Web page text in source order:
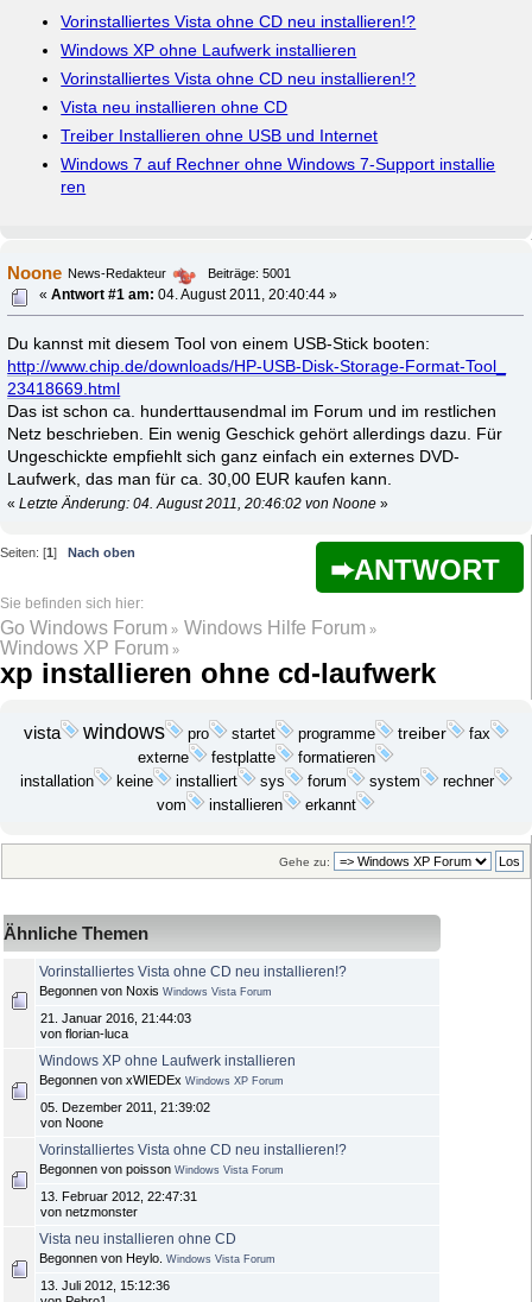
Vorinstalliertes Vista ohne CD neu installieren!?
Windows XP ohne Laufwerk installieren
Vorinstalliertes Vista ohne CD neu installieren!?
Vista neu installieren ohne CD
Treiber Installieren ohne USB und Internet
Windows 7 auf Rechner ohne Windows 7-Support installie
ren
Noone News-Redakteur
Beiträge: 5001
«Antwort #1 am: 04. August 2011, 20:40:44 »
Du kannst mit diesem Tool von einem USB-Stick booten:
http://www.chip.de/downloads/HP-USB-Disk-Storage-Format-Tool_
23418669.html
Das ist schon ca. hunderttausendmal im Forum und im restlichen
Netz beschrieben. Ein wenig Geschick gehört allerdings dazu. Für
Ungeschickte empfiehlt sich ganz einfach ein externes DVD-
Laufwerk, das man für ca. 30,00 EUR kaufen kann.
«Letzte Änderung: 04. August 2011, 20:46:02 von Noone »
ANTWORT
Seiten: [1 ] Nach oben
Go Windows Forum » Windows Hilfe Forum »
Windows XP Forum »
xp installieren ohne cd-laufwerk
vista windows pro startet programme treiber
fax
externe
festplatte formatieren
installation keine installiert sys forum system
rechner
vom
installieren erkannt
Gehe zu:
Ähnliche Themen
Vorinstalliertes Vista ohne CD neu installieren!?
Begonnen von Noxis Windows Vista Forum
21. Januar 2016, 21:44:03
von florian-luca
Windows XP ohne Laufwerk installieren
Begonnen von xWIEDEx Windows XP Forum
05. Dezember 2011, 21:39:02
von Noone
Vorinstalliertes Vista ohne CD neu installieren!?
Begonnen von poisson Windows Vista Forum
13. Februar 2012, 22:47:31
von netzmonster
Vista neu installieren ohne CD
Begonnen von Heylo. Windows Vista Forum
13. Juli 2012, 15:12:36